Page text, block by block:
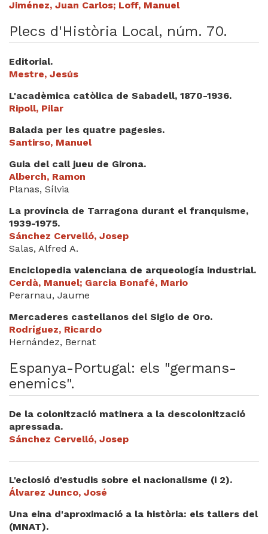
Jiménez, Juan Carlos; Loff, Manuel
Plecs d'Història Local, núm. 70.
Editorial.
Mestre, Jesús
L'acadèmica catòlica de Sabadell, 1870-1936.
Ripoll, Pilar
Balada per les quatre pagesies.
Santirso, Manuel
Guia del call jueu de Girona.
Alberch, Ramon
Planas, Sílvia
La província de Tarragona durant el franquisme,
1939-1975.
Sánchez Cervelló, Josep
Salas, Alfred A.
Enciclopedia valenciana de arqueología industrial.
Cerdà, Manuel; Garcia Bonafé, Mario
Perarnau, Jaume
Mercaderes castellanos del Siglo de Oro.
Rodríguez, Ricardo
Hernández, Bernat
Espanya-Portugal: els "germans-
enemics".
De la colonització matinera a la descolonització
apressada.
Sánchez Cervelló, Josep
L'eclosió d'estudis sobre el nacionalisme (i 2).
Álvarez Junco, José
Una eina d'aproximació a la història: els tallers del
(MNAT).